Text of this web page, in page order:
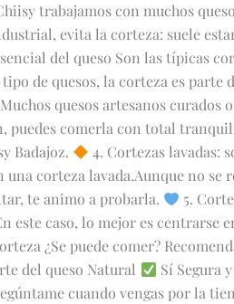
trabajamos con muchos
evita la corteza: suele
del queso Son las típicas
de quesos, la corteza es parte
quesos artesanos curados
puedes comerla con total
Badajoz.
4. Cortezas lavadas:
corteza lavada.Aunque no se
te animo a probarla.
5.
este caso, lo mejor es centrarse
¿Se puede comer?
del queso Natural Sí Segura
cuando vengas por la